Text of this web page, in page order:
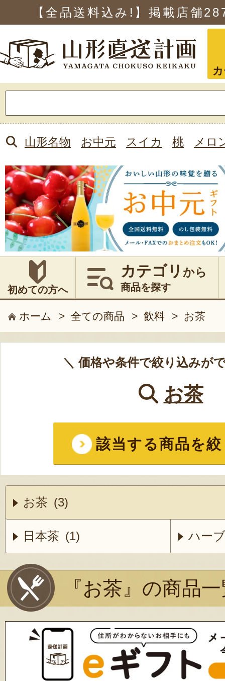
【全品送料込み!】掲載店舗
索:
山形名物 お中元 スイカ 桃 メロ
初めての方へ
カテゴリ から
商品を探す
ホーム > 全ての商品 > 飲料 > お茶
＼ 価格や条件で絞り込みが
お茶
該当する商品を
お茶 (3)
日本茶 (1) ハー
『お茶』の商品